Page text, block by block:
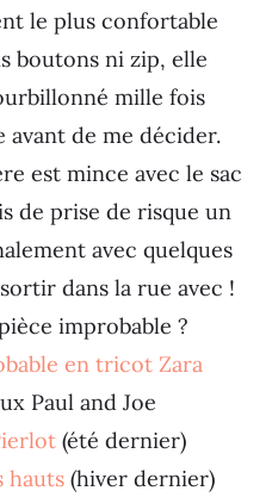
le plus confortable
boutons ni zip, elle
mille fois
avant de me décider.
est mince avec le sac
de prise de risque un
avec quelques
dans la rue avec !
improbable ?
en tricot Zara
Paul and Joe
(été dernier)
hauts(hiver dernier)